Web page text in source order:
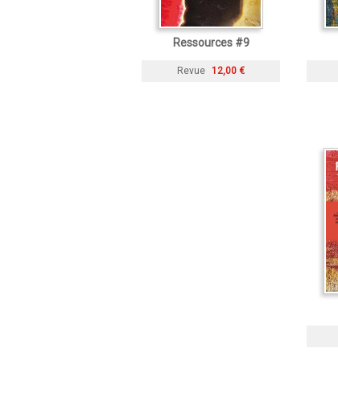
Ressources #9
Revue 12,00 €